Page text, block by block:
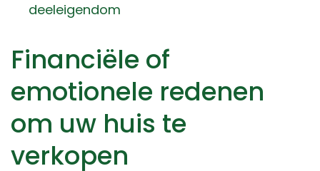
deeleigendom
Financiële of
emotionele redenen
om uw huis te
verkopen